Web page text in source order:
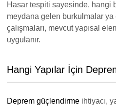
Hasar tespiti sayesinde, hangi
meydana gelen burkulmalar ya
çalışmaları, mevcut yapısal
uygulanır.
Hangi Yapılar İçin
Deprem güçlendirmeihtiyacı,